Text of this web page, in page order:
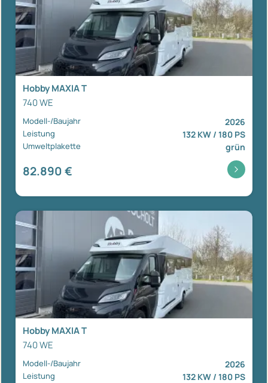
Hobby MAXIA T
740 WE
Modell-/Baujahr 2026
Leistung 132 KW / 180 PS
Umweltplakette grün
82.890 €
Hobby MAXIA T
740 WE
Modell-/Baujahr 2026
Leistung 132 KW / 180 PS